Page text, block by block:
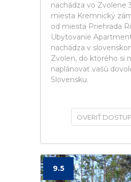
nachádza vo Zvolene
miesta Kremnický
od miesta Priehrada
Ubytovanie
nachádza v
Zvolen, do ktorého si
naplánovať vašú
Slovensku.
OVERIŤ
9.5